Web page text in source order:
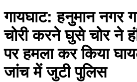
गायघाट: हनुमान नगर
चोरी करने घुसे चोर ने
पर हमला कर किया
जांच में जुटी पुलिस